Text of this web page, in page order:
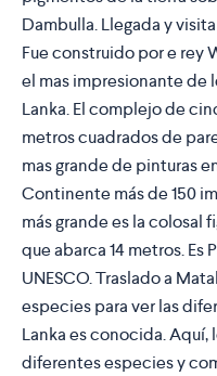
Dambulla. Llegada y
Fue construido por e rey
el mas impresionante de
Lanka. El complejo de
metros cuadrados de
mas grande de pinturas
Continente más de 150
más grande es la colosal
que abarca 14 metros.
UNESCO. Traslado a
especies para ver las
Lanka es conocida. Aquí,
diferentes especies y